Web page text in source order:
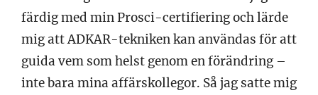
färdig med min Prosci-certifiering och lärde
mig att ADKAR-tekniken kan användas för att
guida vem som helst genom en förändring –
inte bara mina affärskollegor. Så jag satte mig